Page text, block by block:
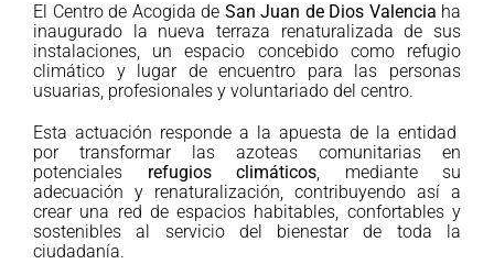
El Centro de Acogida de San Juan de Dios Valencia ha
inaugurado la nueva terraza renaturalizada de sus
instalaciones, un espacio concebido como refugio
climático y lugar de encuentro para las personas
usuarias, profesionales y voluntariado del centro.
Esta actuación responde a la apuesta de la entidad
por transformar las azoteas comunitarias en
potenciales refugios climáticos, mediante su
adecuación y renaturalización, contribuyendo así a
crear una red de espacios habitables, confortables y
sostenibles al servicio del bienestar de toda la
ciudadanía.